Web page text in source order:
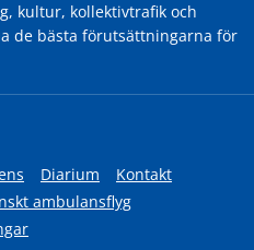
kultur, kollektivtrafik och
de bästa förutsättningarna för
Diarium
Kontakt
ambulansflyg